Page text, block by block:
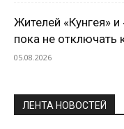
Жителей «Кунгея»
пока не отключать
05.08.2026
ЛЕНТА НОВОСТЕЙ